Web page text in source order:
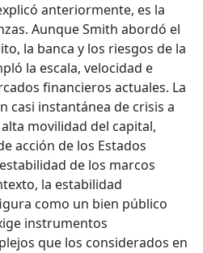
anteriormente, es la
Aunque Smith abordó el
la banca y los riesgos de la
la escala, velocidad e
financieros actuales. La
casi instantánea de crisis a
movilidad del capital,
acción de los Estados
de los marcos
la estabilidad
como un bien público
instrumentos
que los considerados en